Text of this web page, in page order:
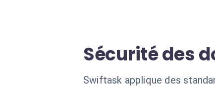
Sécurité des
Swiftask applique des